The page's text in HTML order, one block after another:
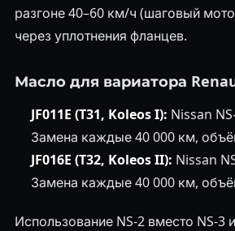
разгоне 40–60 км/ч (шаговый
через уплотнения фланцев.
Масло для вариатора
JF011E (T31, Koleos I): Nissan
Замена каждые 40 000 км,
JF016E (T32, Koleos II): Nissan
Замена каждые 40 000 км,
Использование NS-2 вместо NS-